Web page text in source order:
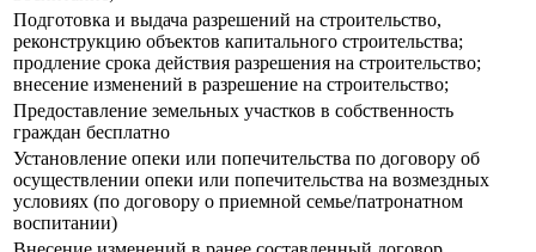
Подготовка и выдача разрешений на строительство,
реконструкцию объектов капитального строительства;
продление срока действия разрешения на строительство;
внесение изменений в разрешение на строительство;
Предоставление земельных участков в собственность
граждан бесплатно
Установление опеки или попечительства по договору об
осуществлении опеки или попечительства на возмездных
условиях (по договору о приемной семье/патронатном
воспитании)